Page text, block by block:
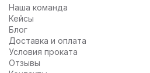
Наша команда
Кейсы
Блог
Доставка и оплата
Условия проката
Отзывы